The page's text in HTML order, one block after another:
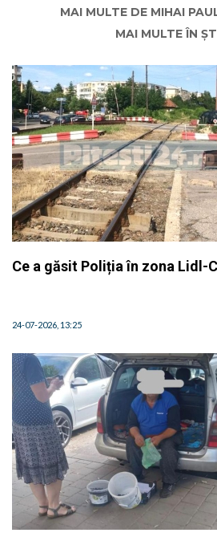
MAI MULTE DE MIHAI
MAI MULTE ÎN
Ce a găsit Poliția în zona Lidl-
24-07-2026, 13:25